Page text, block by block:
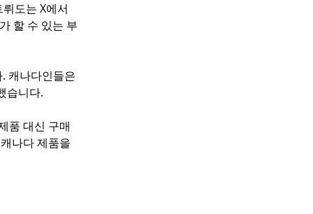
도는 X에서
할 수 있는 부
캐나다인들은
습니다.
품 대신 구매
나다 제품을